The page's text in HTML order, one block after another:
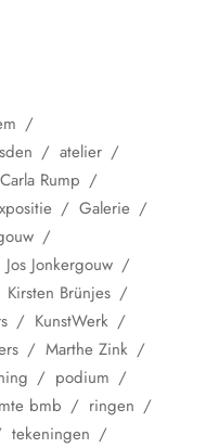
atelier
Carla Rump
Galerie
Jos Jonkergouw
Kirsten Brünjes
KunstWerk
Marthe Zink
podium
bmb
ringen
tekeningen